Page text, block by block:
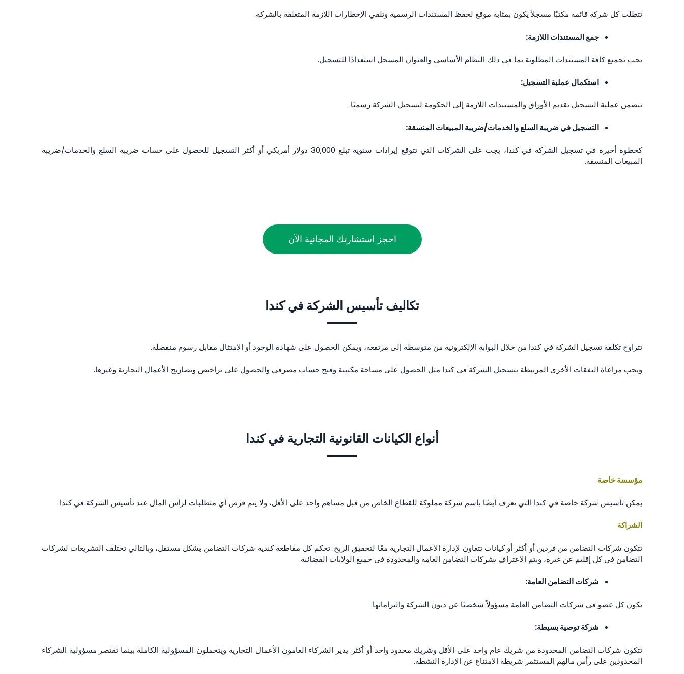
تتطلب كل شركة قائمة مكتبًا مسجلاً يكون بمثابة موقع لحفظ المستندات الرسمية وتلقي الإخطارات اللازمة المتعلقة بالشركة.
جمع المستندات اللازمة:
يجب تجميع كافة المستندات المطلوبة بما في ذلك النظام الأساسي والعنوان المسجل استعدادًا للتسجيل.
استكمال عملية التسجيل:
تتضمن عملية التسجيل تقديم الأوراق والمستندات اللازمة إلى الحكومة لتسجيل الشركة رسميًا.
التسجيل في ضريبة السلع والخدمات/ضريبة المبيعات المنسقة:
كخطوة أخيرة في تسجيل الشركة في كندا، يجب على الشركات التي تتوقع إيرادات سنوية تبلغ 30,000 دولار أمريكي أو أكثر التسجيل للحصول على حساب ضريبة السلع والخدمات/ضريبة
المبيعات المنسقة.
احجز استشارتك المجانية الآن
تكاليف تأسيس الشركة في كندا
تتراوح تكلفة تسجيل الشركة في كندا من خلال البوابة الإلكترونية من متوسطة إلى مرتفعة، ويمكن الحصول على شهادة الوجود أو الامتثال مقابل رسوم منفصلة.
ويجب مراعاة النفقات الأخرى المرتبطة بتسجيل الشركة في كندا مثل الحصول على مساحة مكتبية وفتح حساب مصرفي والحصول على تراخيص وتصاريح الأعمال التجارية وغيرها.
أنواع الكيانات القانونية التجارية في كندا
مؤسسة خاصة
يمكن تأسيس شركة خاصة في كندا التي تعرف أيضًا باسم شركة مملوكة للقطاع الخاص من قبل مساهم واحد على الأقل، ولا يتم فرض أي متطلبات لرأس المال عند تأسيس الشركة في كندا.
الشراكة
تتكون شركات التضامن من فردين أو أكثر أو كيانات تتعاون لإدارة الأعمال التجارية معًا لتحقيق الربح. تحكم كل مقاطعة كندية شركات التضامن بشكل مستقل، وبالتالي تختلف التشريعات لشركات
التضامن في كل إقليم عن غيره، ويتم الاعتراف بشركات التضامن العامة والمحدودة في جميع الولايات القضائية.
شركات التضامن العامة:
يكون كل عضو في شركات التضامن العامة مسؤولاً شخصيًا عن ديون الشركة والتزاماتها.
شركة توصية بسيطة:
تتكون شركات التضامن المحدودة من شريك عام واحد على الأقل وشريك محدود واحد أو أكثر. يدير الشركاء العامون الأعمال التجارية ويتحملون المسؤولية الكاملة بينما تقتصر مسؤولية الشركاء
المحدودين على رأس مالهم المستثمر شريطة الامتناع عن الإدارة النشطة.